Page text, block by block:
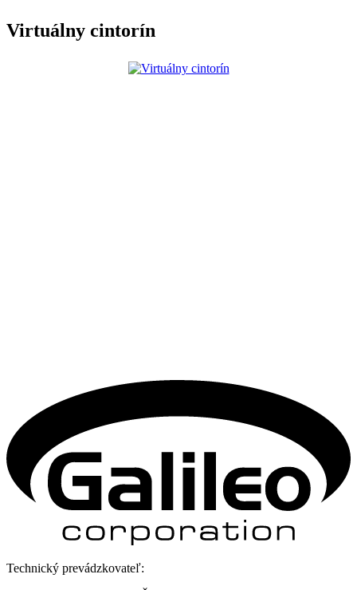
Virtuálny cintorín
Technický prevádzkovateľ: